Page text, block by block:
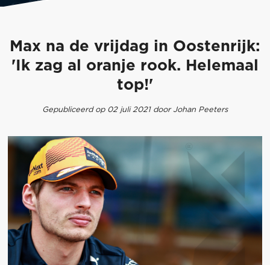
Max na de vrijdag in Oostenrijk:
'Ik zag al oranje rook. Helemaal
top!'
Gepubliceerd op 02 juli 2021 door Johan Peeters